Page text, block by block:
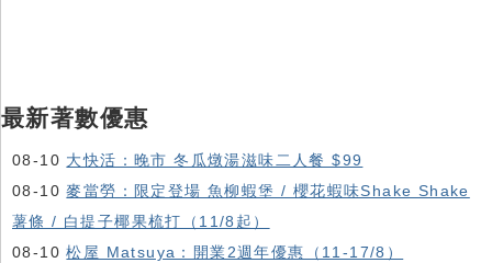
最新著數優惠
08-10 大快活：晚市 冬瓜燉湯滋味二人餐 $99
08-10麥當勞：限定登場 魚柳蝦堡 / 櫻花蝦味Shake Shake
薯條 / 白提子椰果梳打（11/8起）
08-10松屋 Matsuya：開業2週年優惠（11-17/8）